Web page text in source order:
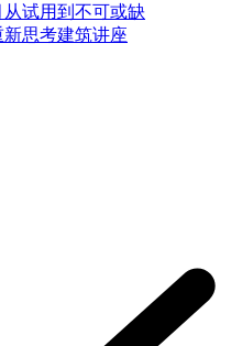
试用到不可或缺
思考建筑讲座